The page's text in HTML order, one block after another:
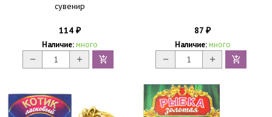
сувенир
114 ₽
Наличие: много
87 ₽
Наличие: много